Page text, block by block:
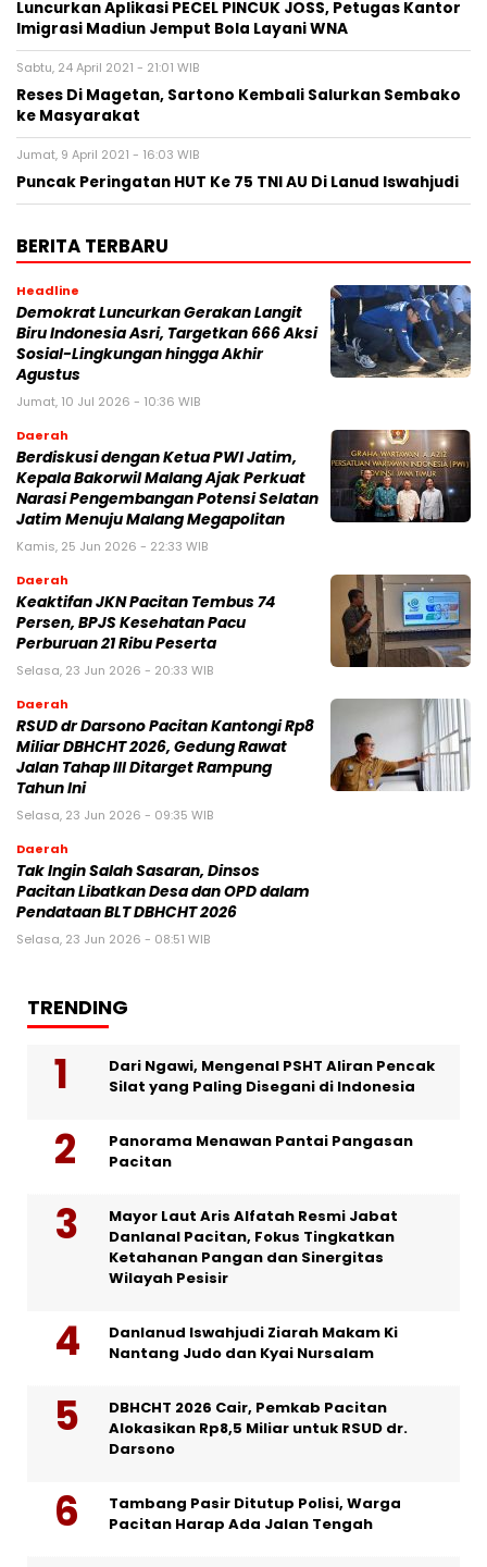
Luncurkan Aplikasi PECEL PINCUK JOSS, Petugas Kantor
Imigrasi Madiun Jemput Bola Layani WNA
Sabtu, 24 April 2021 - 21:01 WIB
Reses Di Magetan, Sartono Kembali Salurkan Sembako
ke Masyarakat
Jumat, 9 April 2021 - 16:03 WIB
Puncak Peringatan HUT Ke 75 TNI AU Di Lanud Iswahjudi
BERITA TERBARU
Headline
Demokrat Luncurkan Gerakan Langit
Biru Indonesia Asri, Targetkan 666 Aksi
Sosial-Lingkungan hingga Akhir
Agustus
Jumat, 10 Jul 2026 - 10:36 WIB
Daerah
Berdiskusi dengan Ketua PWI Jatim,
Kepala Bakorwil Malang Ajak Perkuat
Narasi Pengembangan Potensi Selatan
Jatim Menuju Malang Megapolitan
Kamis, 25 Jun 2026 - 22:33 WIB
Daerah
Keaktifan JKN Pacitan Tembus 74
Persen, BPJS Kesehatan Pacu
Perburuan 21 Ribu Peserta
Selasa, 23 Jun 2026 - 20:33 WIB
Daerah
RSUD dr Darsono Pacitan Kantongi Rp8
Miliar DBHCHT 2026, Gedung Rawat
Jalan Tahap III Ditarget Rampung
Tahun Ini
Selasa, 23 Jun 2026 - 09:35 WIB
Daerah
Tak Ingin Salah Sasaran, Dinsos
Pacitan Libatkan Desa dan OPD dalam
Pendataan BLT DBHCHT 2026
Selasa, 23 Jun 2026 - 08:51 WIB
TRENDING
Dari Ngawi, Mengenal PSHT Aliran Pencak
Silat yang Paling Disegani di Indonesia
Panorama Menawan Pantai Pangasan
Pacitan
Mayor Laut Aris Alfatah Resmi Jabat
Danlanal Pacitan, Fokus Tingkatkan
Ketahanan Pangan dan Sinergitas
Wilayah Pesisir
Danlanud Iswahjudi Ziarah Makam Ki
Nantang Judo dan Kyai Nursalam
DBHCHT 2026 Cair, Pemkab Pacitan
Alokasikan Rp8,5 Miliar untuk RSUD dr.
Darsono
Tambang Pasir Ditutup Polisi, Warga
Pacitan Harap Ada Jalan Tengah